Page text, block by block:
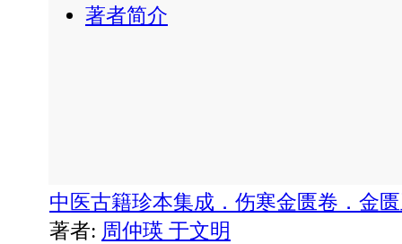
著者简介
中医古籍珍本集成．伤寒金匮卷．金
著者: 周仲瑛 于文明